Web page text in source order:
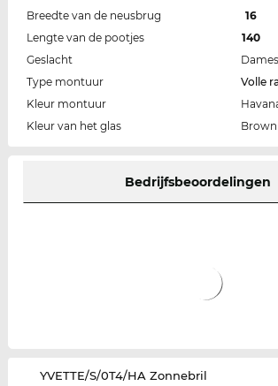
Breedte van de neusbrug
16
Lengte van de pootjes
140
Geslacht
Dames
Type montuur
Volle
Kleur montuur
Kleur van het glas
Brown
Bedrijfsbeoordelingen
‌YVETTE/S/0T4/HA Zonnebril